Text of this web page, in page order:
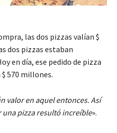
las dos pizzas valían $
dos pizzas estaban
en día, ese pedido de pizza
570 millones.
valor en aquel entonces. Así
pizza resultó increíble».